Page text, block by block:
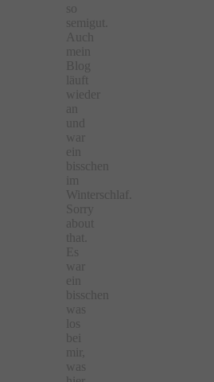
so
semigut.
Auch
mein
Blog
läuft
wieder
an
und
war
ein
bisschen
im
Winterschlaf.
Sorry
about
that.
Es
war
ein
bisschen
was
los
bei
mir,
was